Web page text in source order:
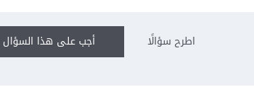
أجب على هذا السؤال اطرح سؤالًا